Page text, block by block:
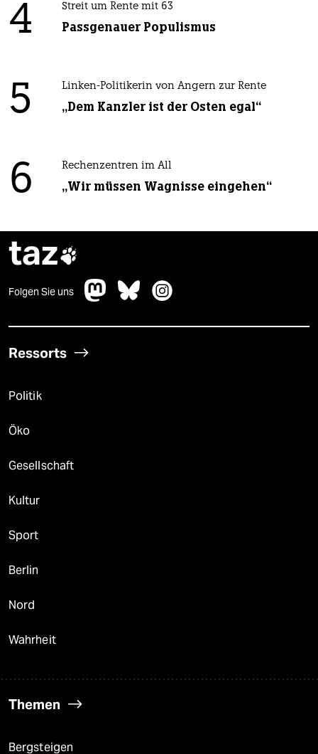
4 Streit um Rente mit 63
Passgenauer Populismus
5 Linken-Politikerin von Angern zur Rente
„Dem Kanzler ist der Osten egal“
6 Rechenzentren im All
„Wir müssen Wagnisse eingehen“
taz
Folgen Sie uns
Ressorts
Politik
Öko
Gesellschaft
Kultur
Sport
Berlin
Nord
Wahrheit
Themen
Bergsteigen